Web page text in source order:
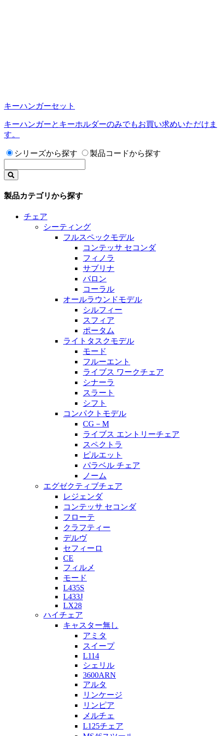
キーハンガーセット
キーハンガーとキーホルダーのみでもお買い求めいただけま
す。
シリーズから探す 製品コードから探す
製品カテゴリから探す
チェア
シーティング
フルスペックモデル
コンテッサ セコンダ
フィノラ
サブリナ
バロン
コーラル
オールラウンドモデル
シルフィー
スフィア
ポータム
ライトタスクモデル
モード
フルーエント
ライブス ワークチェア
シナーラ
スラート
シフト
コンパクトモデル
CG－M
ライブス エントリーチェア
スペクトラ
ピルエット
パラベル チェア
ノーム
エグゼクティブチェア
レジェンダ
コンテッサ セコンダ
フローテ
クラフティー
デルヴ
セフィーロ
CE
フィルメ
モード
L435S
L433J
LX28
ハイチェア
キャスター無し
アミタ
スイープ
L114
シェリル
3600ARN
アルタ
リンケージ
リンピア
メルチェ
L125チェア